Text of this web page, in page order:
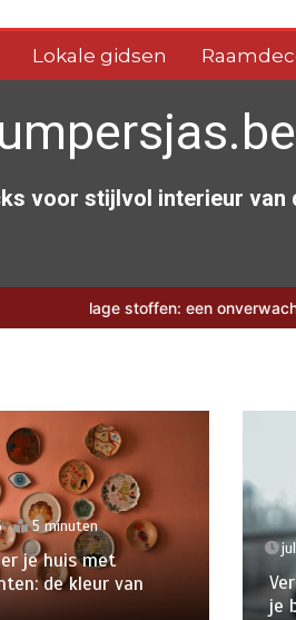
Lokale gidsen
voor stijlvol interieur van
stoffen: een onverwachte twist voor
5 minuten
je huis met
de kleur van
je